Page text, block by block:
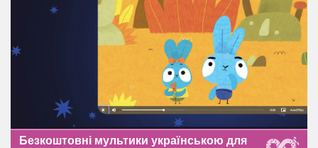
Безкоштовні мультики українською для